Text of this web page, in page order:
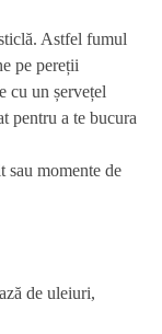
Astfel fumul
pe pereții
cu un șervețel
pentru a te bucura
sau momente de
de uleiuri,